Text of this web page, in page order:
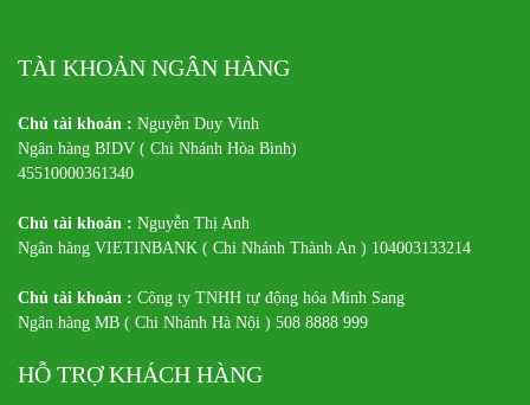
TÀI KHOẢN NGÂN HÀNG
Chủ tài khoản : Nguyễn Duy Vinh
Ngân hàng BIDV ( Chi Nhánh Hòa Bình)
45510000361340
Chủ tài khoản : Nguyễn Thị Anh
Ngân hàng VIETINBANK ( Chi Nhánh Thành An ) 104003133214
Chủ tài khoản : Công ty TNHH tự động hóa Minh Sang
Ngân hàng MB ( Chi Nhánh Hà Nội ) 508 8888 999
HỖ TRỢ KHÁCH HÀNG